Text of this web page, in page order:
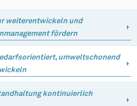
weiterentwickeln und
fördern
umweltschonend
kontinuierlich